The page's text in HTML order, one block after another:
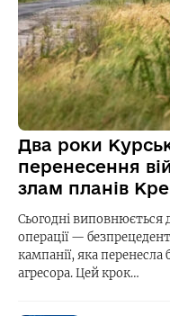
Два роки
перенесення
злам планів
Сьогодні виповнюється
операції —
кампанії, яка перенесла
агресора. Цей крок…